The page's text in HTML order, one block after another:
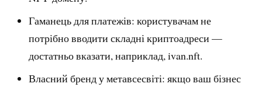
Гаманець для платежів: користувачам не
потрібно вводити складні криптоадреси —
достатньо вказати, наприклад, ivan.nft.
Власний бренд у метавсесвіті: якщо ваш бізнес